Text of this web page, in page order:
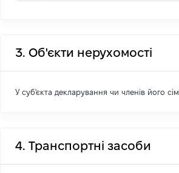
3. Об'єкти нерухомості
У суб'єкта декларування чи членів його
4. Транспортні засоби